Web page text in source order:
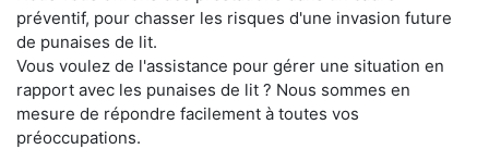
préventif, pour chasser les risques d'une invasion future
de punaises de lit.
Vous voulez de l'assistance pour gérer une situation en
rapport avec les punaises de lit ? Nous sommes en
mesure de répondre facilement à toutes vos
préoccupations.